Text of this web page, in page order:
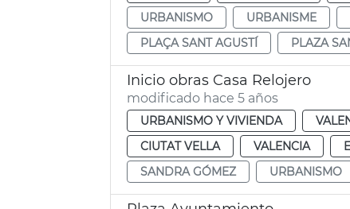
URBANISMO
URBANISME
PLAÇA SANT AGUSTÍ
PLAZA
Inicio obras Casa Relojero
modificado hace 5 años
URBANISMO Y VIVIENDA
CIUTAT VELLA
VALENCIA
SANDRA GÓMEZ
URBANISMO